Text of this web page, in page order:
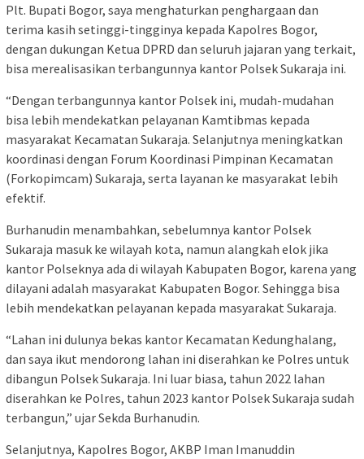
Plt. Bupati Bogor, saya menghaturkan penghargaan dan
terima kasih setinggi-tingginya kepada Kapolres Bogor,
dengan dukungan Ketua DPRD dan seluruh jajaran yang terkait,
bisa merealisasikan terbangunnya kantor Polsek Sukaraja ini.
“Dengan terbangunnya kantor Polsek ini, mudah-mudahan
bisa lebih mendekatkan pelayanan Kamtibmas kepada
masyarakat Kecamatan Sukaraja. Selanjutnya meningkatkan
koordinasi dengan Forum Koordinasi Pimpinan Kecamatan
(Forkopimcam) Sukaraja, serta layanan ke masyarakat lebih
efektif.
Burhanudin menambahkan, sebelumnya kantor Polsek
Sukaraja masuk ke wilayah kota, namun alangkah elok jika
kantor Polseknya ada di wilayah Kabupaten Bogor, karena yang
dilayani adalah masyarakat Kabupaten Bogor. Sehingga bisa
lebih mendekatkan pelayanan kepada masyarakat Sukaraja.
“Lahan ini dulunya bekas kantor Kecamatan Kedunghalang,
dan saya ikut mendorong lahan ini diserahkan ke Polres untuk
dibangun Polsek Sukaraja. Ini luar biasa, tahun 2022 lahan
diserahkan ke Polres, tahun 2023 kantor Polsek Sukaraja sudah
terbangun,” ujar Sekda Burhanudin.
Selanjutnya, Kapolres Bogor, AKBP Iman Imanuddin